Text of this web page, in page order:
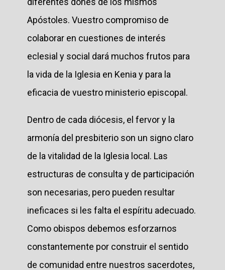
Apóstoles. Vuestro compromiso de
colaborar en cuestiones de interés
eclesial y social dará muchos frutos para
la vida de la Iglesia en Kenia y para la
eficacia de vuestro ministerio episcopal.
Dentro de cada diócesis, el fervor y la
armonía del presbiterio son un signo claro
de la vitalidad de la Iglesia local. Las
estructuras de consulta y de participación
son necesarias, pero pueden resultar
ineficaces si les falta el espíritu adecuado.
Como obispos debemos esforzarnos
constantemente por construir el sentido
de comunidad entre nuestros sacerdotes,